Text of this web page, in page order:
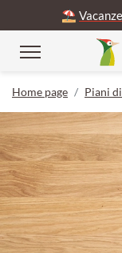
⛱️
Home page Piani